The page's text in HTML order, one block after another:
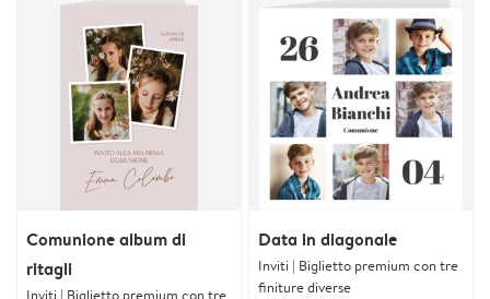
Comunione album di
ritagli
Inviti | Biglietto premium con tre
Data in diagonale
Inviti | Biglietto premium con tre
finiture diverse